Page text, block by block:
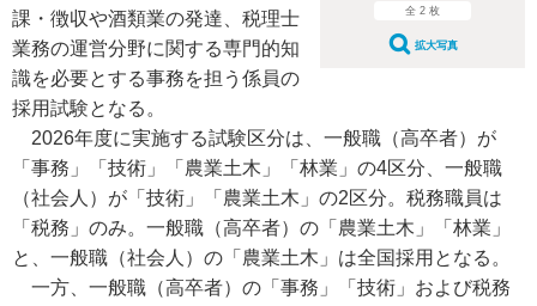
全 2 枚
拡大写真
課・徴収や酒類業の発達、税理士
業務の運営分野に関する専門的知
識を必要とする事務を担う係員の
採用試験となる。
2026年度に実施する試験区分は、一般職（高卒者）が
「事務」「技術」「農業土木」「林業」の4区分、一般職
（社会人）が「技術」「農業土木」の2区分。税務職員は
「税務」のみ。一般職（高卒者）の「農業土木」「林業」
と、一般職（社会人）の「農業土木」は全国採用となる。
一方、一般職（高卒者）の「事務」「技術」および税務